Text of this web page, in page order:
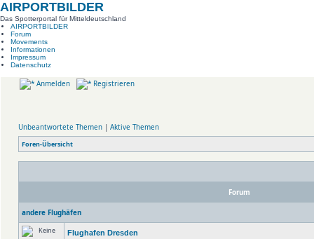
AIRPORTBILDER
Das Spotterportal für Mitteldeutschland
AIRPORTBILDER
Forum
Movements
Informationen
Impressum
Datenschutz
Anmelden Registrieren
Unbeantwortete Themen | Aktive Themen
Foren-Übersicht
Forum
andere Flughäfen
Flughafen Dresden